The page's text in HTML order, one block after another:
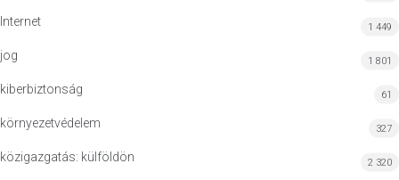
Internet 1 449
jog 1 801
kiberbiztonság 61
környezetvédelem 327
közigazgatás: külföldön 2 320